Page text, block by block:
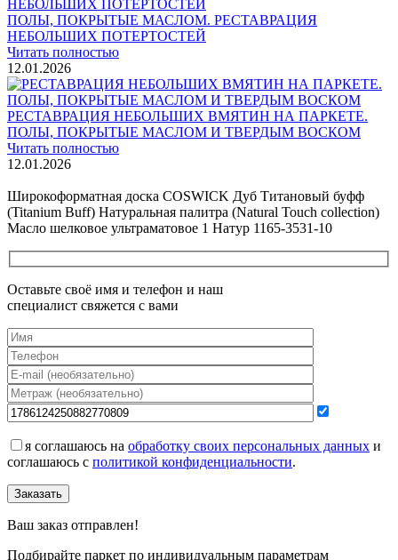
ПОЛЫ, ПОКРЫТЫЕ МАСЛОМ. РЕСТАВРАЦИЯ
НЕБОЛЬШИХ ПОТЕРТОСТЕЙ
Читать полностью
12.01.2026
РЕСТАВРАЦИЯ НЕБОЛЬШИХ ВМЯТИН НА ПАРКЕТЕ.
ПОЛЫ, ПОКРЫТЫЕ МАСЛОМ И ТВЕРДЫМ ВОСКОМ
Читать полностью
12.01.2026
Широкоформатная доска COSWICK Дуб Титановый буфф
(Titanium Buff) Натуральная палитра (Natural Touch collection)
Масло шелковое ультраматовое 1 Натур 1165-3531-10
Оставьте своё имя и телефон и наш
специалист свяжется с вами
я соглашаюсь на обработку своих персональных данных и
соглашаюсь с политикой конфиденциальности.
Заказать
Ваш заказ отправлен!
Подбирайте паркет по индивидуальным параметрам